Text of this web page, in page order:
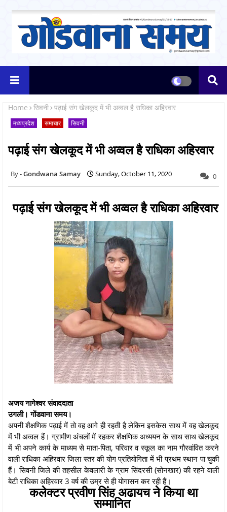
Home सिवनी पढ़ाई संग खेलकूद में भी अव्वल है राधिका अहिरवार
मध्यप्रदेश समाचार सिवनी
पढ़ाई संग खेलकूद में भी अव्वल है राधिका अहिरवार
Gondwana Samay Sunday, October 11, 2020 0
पढ़ाई संग खेलकूद में भी अव्वल है राधिका अहिरवार
अजय नागेश्वर संवाददाता
उगली। गोंडवाना समय।
अपनी शैक्षणिक पढ़ाई में तो वह आगे ही रहती है लेकिन इसकेस साथ में वह खेलकूद
में भी अव्वल हैं। ग्रामीण अंचलों में रहकर शैक्षणिक अध्ययन के साथ साथ खेलकूद
में भी अपने कार्य के माध्यम से माता-पिता, परिवार व स्कूल का नाम गौरवांवित करने
वाली राधिका अहिरवार जिला स्तर की योग प्रतियोगिता में भी प्रथम स्थान पा चुकी
हैं। सिवनी जिले की तहसील केवलारी के ग्राम सिंदरसी (सोनखार) की रहने वाली
बेटी राधिका अहिरवार 3 वर्ष की उम्र से ही योगासन कर रही हैं।
कलेक्टर प्रवीण सिंह अढायच ने किया था
सम्मानित